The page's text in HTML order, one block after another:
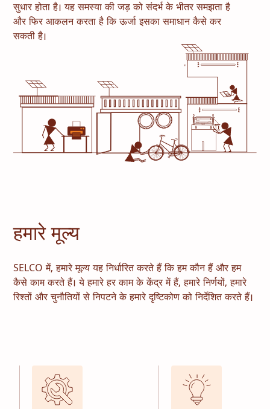
सुधार होता है। यह समस्या की जड़ को संदर्भ के भीतर समझता है
और फिर आकलन करता है कि ऊर्जा इसका समाधान कैसे कर
सकती है।
हमारे मूल्य
SELCO में, हमारे मूल्य यह निर्धारित करते हैं कि हम कौन हैं और हम
कैसे काम करते हैं। ये हमारे हर काम के केंद्र में हैं, हमारे निर्णयों, हमारे
रिश्तों और चुनौतियों से निपटने के हमारे दृष्टिकोण को निर्देशित करते हैं।